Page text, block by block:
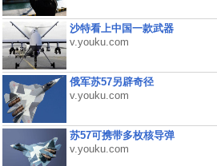
沙特看上中国一款武器
v.youku.com
俄军苏57另辟奇径
v.youku.com
苏57可携带多枚核导弹
v.youku.com